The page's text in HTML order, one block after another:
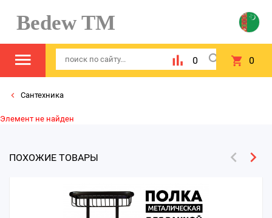
Bedew TM
0 0
Сантехника
Элемент не найден
ПОХОЖИЕ ТОВАРЫ